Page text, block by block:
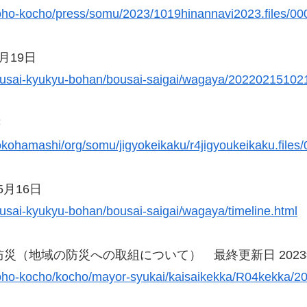
kocho/press/somu/2023/1019hinannavi2023.files/
19日
kyukyu-bohan/bousai-saigai/wagaya/
org/somu/jigyokeikaku/
16日
kyukyu-bohan/bousai-saigai/wagaya/timeline.html
（地域の防災への取組について） 最終更新日
kocho/kocho/mayor-syukai/kaisaikekka/R04kekka/